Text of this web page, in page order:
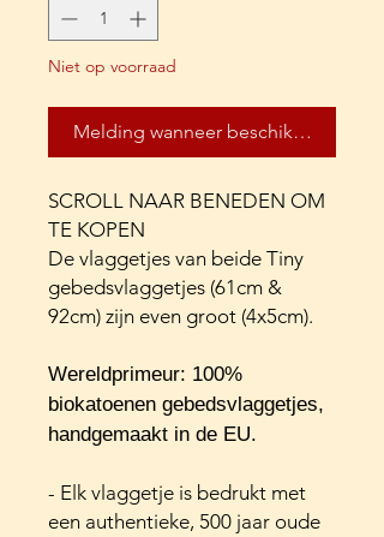
Niet op voorraad
Melding wanneer beschikbaar
SCROLL NAAR BENEDEN OM
TE KOPEN
De vlaggetjes van beide Tiny
gebedsvlaggetjes (61cm &
92cm) zijn even groot (4x5cm).
Wereldprimeur: 100%
biokatoenen gebedsvlaggetjes,
handgemaakt in de EU.
- Elk vlaggetje is bedrukt met
een authentieke, 500 jaar oude